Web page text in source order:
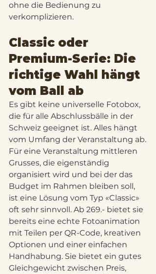
ohne die Bedienung zu
verkomplizieren.
Classic oder
Premium-Serie: Die
richtige Wahl hängt
vom Ball ab
Es gibt keine universelle Fotobox,
die für alle Abschlussbälle in der
Schweiz geeignet ist. Alles hängt
vom Umfang der Veranstaltung ab.
Für eine Veranstaltung mittleren
Grusses, die eigenständig
organisiert wird und bei der das
Budget im Rahmen bleiben soll,
ist eine Lösung vom Typ «Classic»
oft sehr sinnvoll. Ab 269.- bietet sie
bereits eine echte Fotoanimation
mit Teilen per QR-Code, kreativen
Optionen und einer einfachen
Handhabung. Sie bietet ein gutes
Gleichgewicht zwischen Preis,